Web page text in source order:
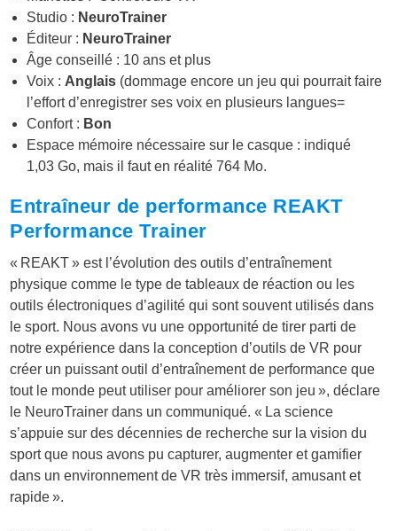
Studio : NeuroTrainer
Éditeur : NeuroTrainer
Âge conseillé : 10 ans et plus
Voix : Anglais (dommage encore un jeu qui pourrait faire
l’effort d’enregistrer ses voix en plusieurs langues=
Confort : Bon
Espace mémoire nécessaire sur le casque : indiqué
1,03 Go, mais il faut en réalité 764 Mo.
Entraîneur de performance REAKT
Performance Trainer
« REAKT » est l’évolution des outils d’entraînement
physique comme le type de tableaux de réaction ou les
outils électroniques d’agilité qui sont souvent utilisés dans
le sport. Nous avons vu une opportunité de tirer parti de
notre expérience dans la conception d’outils de VR pour
créer un puissant outil d’entraînement de performance que
tout le monde peut utiliser pour améliorer son jeu », déclare
le NeuroTrainer dans un communiqué. « La science
s’appuie sur des décennies de recherche sur la vision du
sport que nous avons pu capturer, augmenter et gamifier
dans un environnement de VR très immersif, amusant et
rapide ».